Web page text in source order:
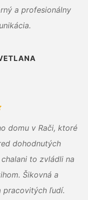
a profesionálny
domu v Rači, ktoré
dohodnutých
to zvládli na
Šikovná a
pracovitých ľudí.